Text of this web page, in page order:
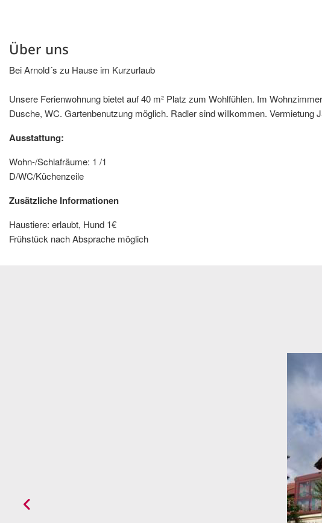
Über uns
Bei Arnold´s zu Hause im Kurzurlaub
Unsere Ferienwohnung bietet auf 40 m² Platz zum Wohlfühlen. Im
Dusche, WC. Gartenbenutzung möglich. Radler sind willkommen.
Ausstattung:
Wohn-/Schlafräume: 1 /1
D/WC/Küchenzeile
Zusätzliche Informationen
Haustiere: erlaubt, Hund 1€
Frühstück nach Absprache möglich